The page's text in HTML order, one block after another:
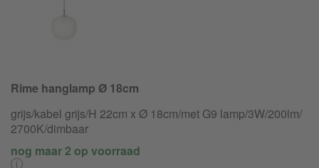
Rime hanglamp Ø 18cm
grijs/kabel grijs/H 22cm x Ø 18cm/met G9 lamp/3W/200lm/
2700K/dimbaar
nog maar 2 op voorraad